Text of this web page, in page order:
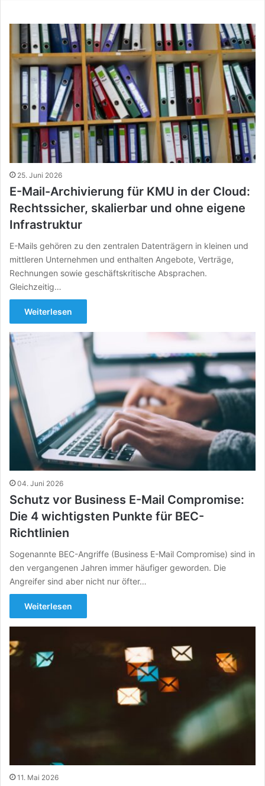
25. Juni 2026
E-Mail-Archivierung für KMU in der Cloud:
Rechtssicher, skalierbar und ohne eigene
Infrastruktur
E-Mails gehören zu den zentralen Datenträgern in kleinen und
mittleren Unternehmen und enthalten Angebote, Verträge,
Rechnungen sowie geschäftskritische Absprachen.
Gleichzeitig…
Weiterlesen
04. Juni 2026
Schutz vor Business E-Mail Compromise:
Die 4 wichtigsten Punkte für BEC-
Richtlinien
Sogenannte BEC-Angriffe (Business E-Mail Compromise) sind in
den vergangenen Jahren immer häufiger geworden. Die
Angreifer sind aber nicht nur öfter…
Weiterlesen
11. Mai 2026